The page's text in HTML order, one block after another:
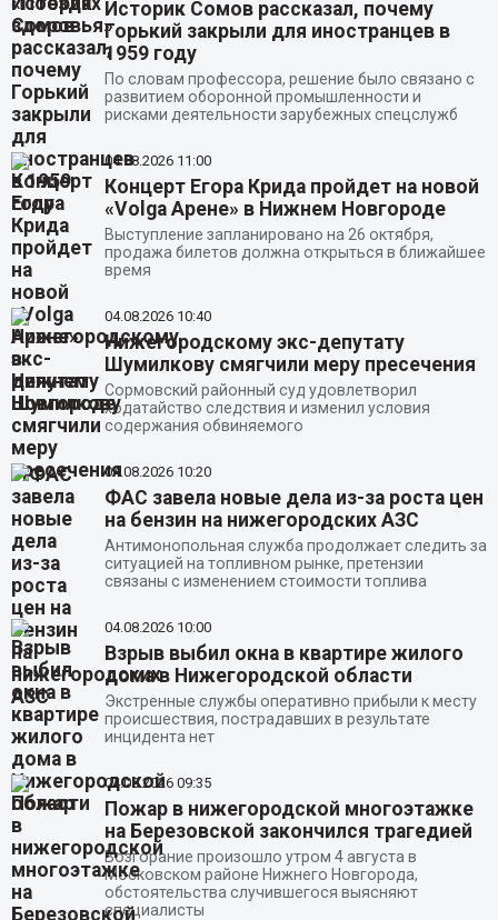
Историк Сомов рассказал, почему
Горький закрыли для иностранцев в
1959 году
По словам профессора, решение было связано с
развитием оборонной промышленности и
рисками деятельности зарубежных спецслужб
04.08.2026 11:00
Концерт Егора Крида пройдет на новой
«Volga Арене» в Нижнем Новгороде
Выступление запланировано на 26 октября,
продажа билетов должна открыться в ближайшее
время
04.08.2026 10:40
Нижегородскому экс-депутату
Шумилкову смягчили меру пресечения
Сормовский районный суд удовлетворил
ходатайство следствия и изменил условия
содержания обвиняемого
04.08.2026 10:20
ФАС завела новые дела из-за роста цен
на бензин на нижегородских АЗС
Антимонопольная служба продолжает следить за
ситуацией на топливном рынке, претензии
связаны с изменением стоимости топлива
04.08.2026 10:00
Взрыв выбил окна в квартире жилого
дома в Нижегородской области
Экстренные службы оперативно прибыли к месту
происшествия, пострадавших в результате
инцидента нет
04.08.2026 09:35
Пожар в нижегородской многоэтажке
на Березовской закончился трагедией
Возгорание произошло утром 4 августа в
Московском районе Нижнего Новгорода,
обстоятельства случившегося выясняют
специалисты